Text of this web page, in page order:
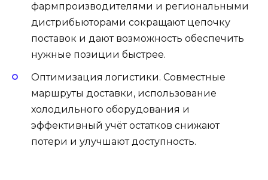
фармпроизводителями и региональными
дистрибьюторами сокращают цепочку
поставок и дают возможность обеспечить
нужные позиции быстрее.
Оптимизация логистики. Совместные
маршруты доставки, использование
холодильного оборудования и
эффективный учёт остатков снижают
потери и улучшают доступность.